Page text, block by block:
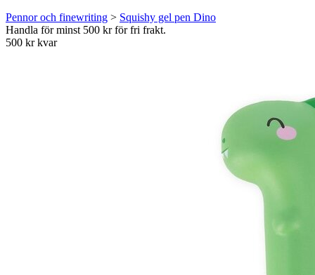
Pennor och finewriting > Squishy gel pen Dino
Handla för minst 500 kr för fri frakt.
500 kr kvar